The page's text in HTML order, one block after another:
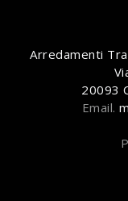
Arredamenti
20093
Email.